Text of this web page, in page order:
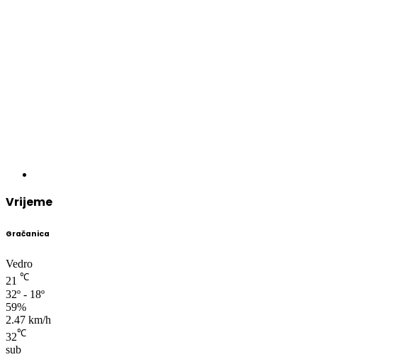
Vrijeme
Gračanica
Vedro
21 ℃
32º - 18º
59%
2.47 km/h
32℃
sub